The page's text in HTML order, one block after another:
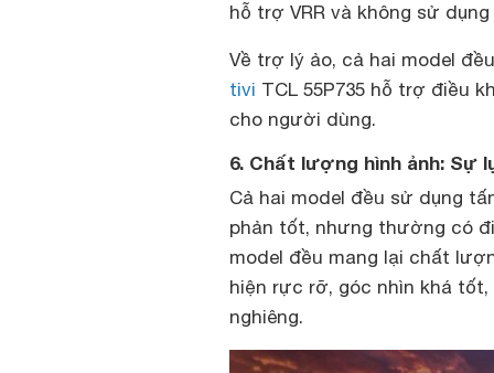
hỗ trợ VRR và không sử
Về trợ lý ảo, cả hai model
tivi TCL 55P735 hỗ trợ điều
cho người dùng.
6. Chất lượng hình ảnh: Sự
Cả hai model đều sử dụng
phản tốt, nhưng thường có
model đều mang lại chất
hiện rực rỡ, góc nhìn khá
nghiêng.